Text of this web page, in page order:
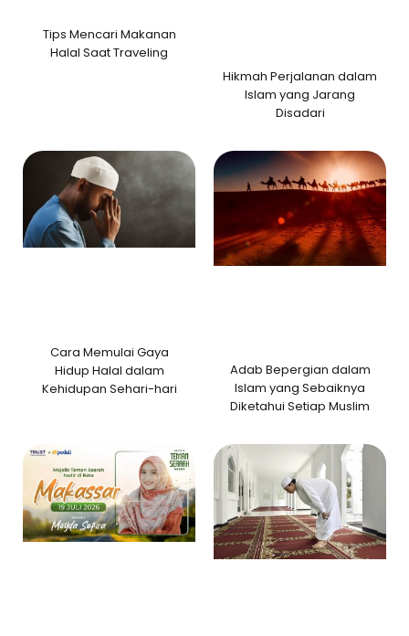
Tips Mencari Makanan
Halal Saat Traveling
Hikmah Perjalanan dalam
Islam yang Jarang
Disadari
Cara Memulai Gaya
Hidup Halal dalam
Kehidupan Sehari-hari
Adab Bepergian dalam
Islam yang Sebaiknya
Diketahui Setiap Muslim